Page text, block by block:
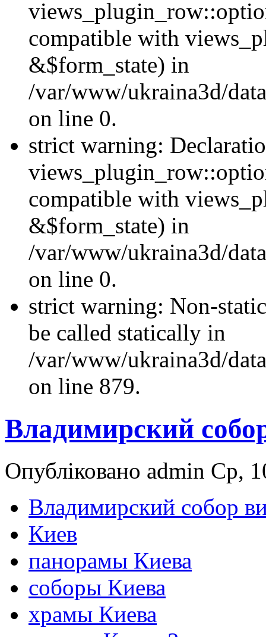
compatible with
&$form_state) in
/var/www/ukraina3d/
on line 0.
strict warning:
compatible with
&$form_state) in
/var/www/ukraina3d/
on line 0.
strict warning: Non-
be called statically in
/var/www/ukraina3d/
on line 879.
Владимирский
Опубліковано admin Ср,
Владимирский собор
Киев
панорамы Киева
соборы Киева
храмы Киева